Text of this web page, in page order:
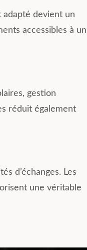
adapté devient un
accessibles à un
gestion
réduit également
d’échanges. Les
une véritable